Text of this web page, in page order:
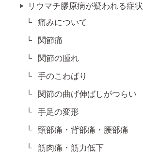
リウマチ膠原病が疑われる症状
痛みについて
関節痛
関節の腫れ
手のこわばり
関節の曲げ伸ばしがつらい
手足の変形
頸部痛・背部痛・腰部痛
筋肉痛・筋力低下